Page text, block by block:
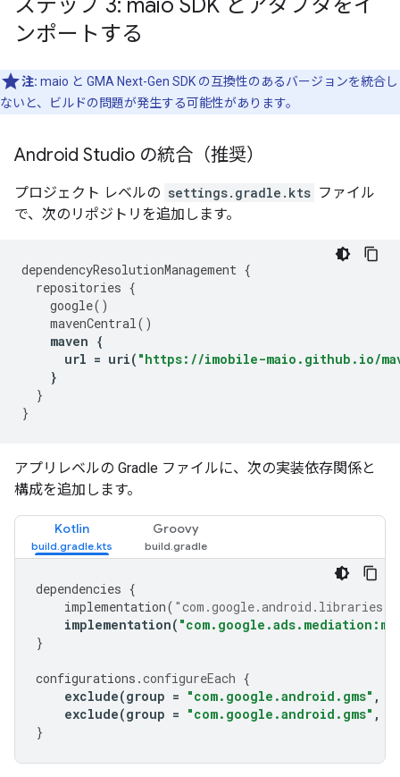
ンポートする
注: maio と GMA Next-Gen SDK の互換性のあるバージョンを統合し
ないと、ビルドの問題が発生する可能性があります。
Android Studio の統合（推奨）
プロジェクト レベルの settings.gradle.kts ファイル
で、次のリポジトリを追加します。
dependencyResolutionManagement {
repositories {
google()
mavenCentral()
maven {
url = uri( "https://imobile-maio.github.io/
}
}
}
アプリレベルの Gradle ファイルに、次の実装依存関係と
構成を追加します。
Kotlin Groovy
dependencies {
implementation(
implementation(
}
configurations .configureEach {
exclude(group = "com.google.android.gms" ,
exclude(group = "com.google.android.gms" ,
}